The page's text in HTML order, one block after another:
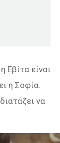
Εβίτα είναι
η Σοφία.
να